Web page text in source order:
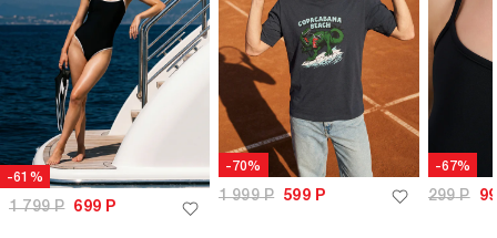
-61%
1 799Р 699 Р
-70%
1 999Р 599Р
-67%
299Р 99